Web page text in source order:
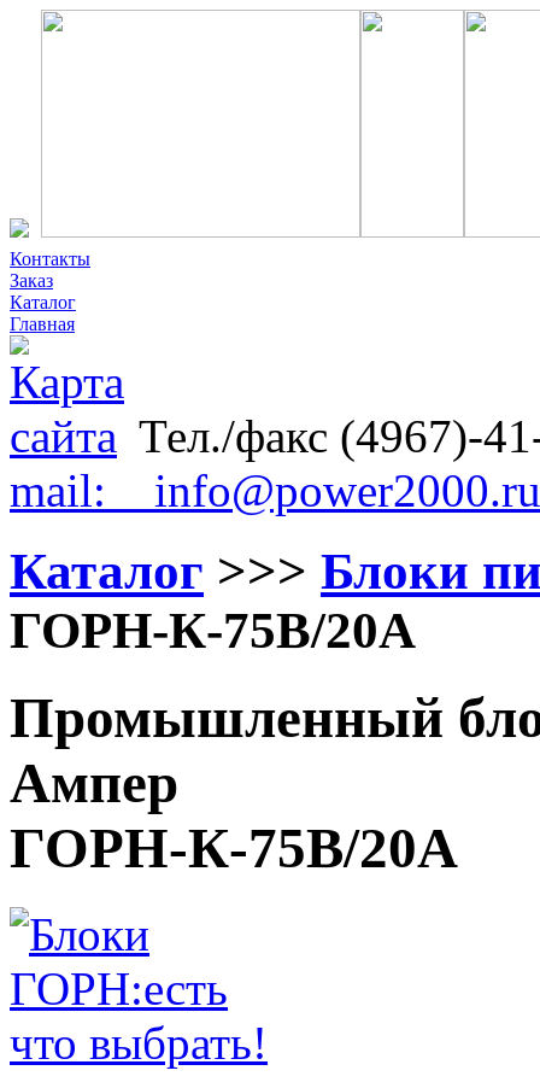
Контакты
Заказ
Каталог
Главная
Тел./факс (4967)-
mail: info@power2000.ru
Каталог >>> Блоки
ГОРН-К-75В/20А
Промышленный
Ампер
ГОРН-К-75В/20А